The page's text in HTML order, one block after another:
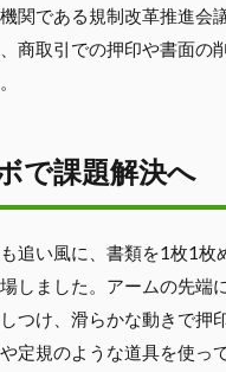
関である規制改革推進会
商取引での押印や書面の
で課題解決へ
追い風に、書類を1枚1枚
しました。アームの先端
つけ、滑らかな動きで押
定規のような道具を使っ